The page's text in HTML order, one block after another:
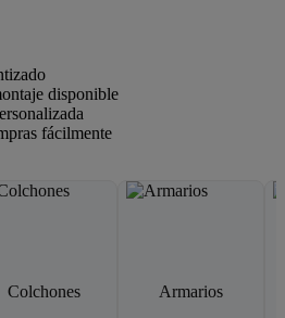
disponible
fácilmente
Colchones Armarios